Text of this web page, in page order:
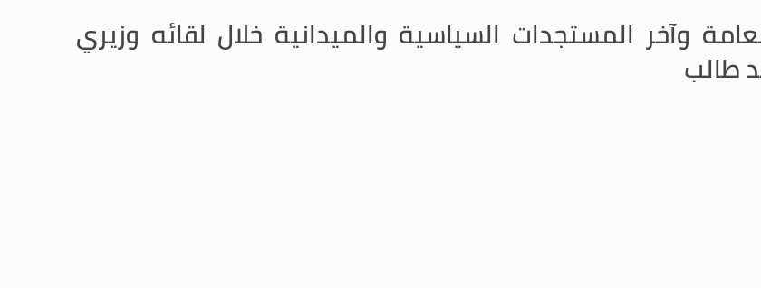
وآخر المستجدات السياسية والميدانية خلال لقائه وزيري
طالب